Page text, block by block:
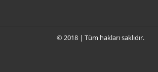
© 2018 | Tüm hakları saklıdır.